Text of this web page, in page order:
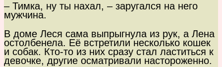
– Тимка, ну ты нахал, – заругался на него
мужчина.
В доме Леся сама выпрыгнула из рук, а Лена
остолбенела. Её встретили несколько кошек
и собак. Кто-то из них сразу стал ластиться к
девочке, другие осматривали настороженно.